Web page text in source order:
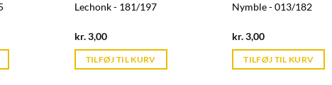
Lechonk - 181/197
kr.3,00Current
is:
kr. 39,95.
TILFØJ TIL KURV
Nymble - 013/182
kr.3,00Current
is:
kr. 39,95.
TILFØJ TIL KURV